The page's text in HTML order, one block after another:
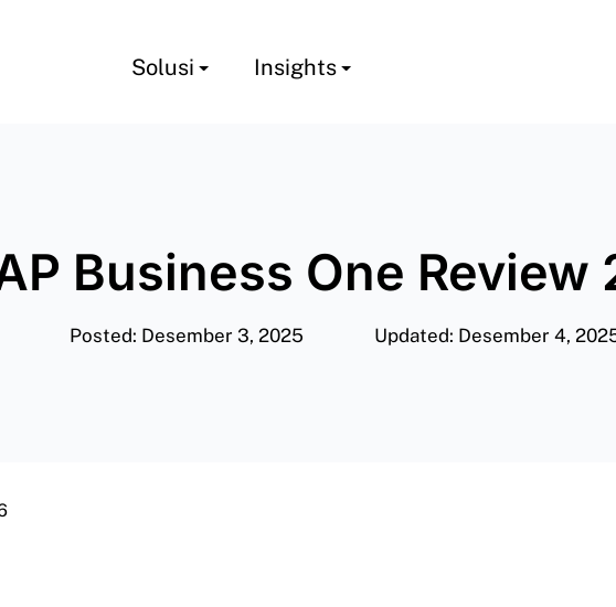
Solusi Insights
Business One Review
Posted: Desember 3, 2025 Updated: Desember 4,